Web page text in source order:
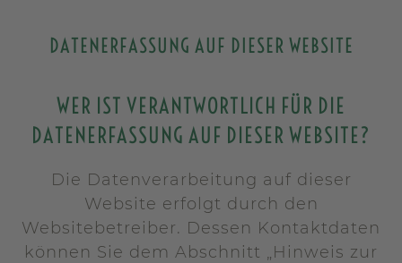
DATENERFASSUNG AUF DIESER WEBSITE
WER IST VERANTWORTLICH FÜR DIE
DATENERFASSUNG AUF DIESER WEBSITE?
Die Datenverarbeitung auf dieser
Website erfolgt durch den
Websitebetreiber. Dessen Kontaktdaten
können Sie dem Abschnitt „Hinweis zur